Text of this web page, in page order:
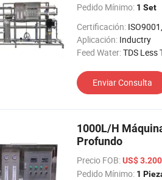
Pedido Mínimo: 1 Set
Certificación:
Aplicación: Inductry
Feed Water:TDS Less
Enviar Consulta
1000L/H
Profundo
Precio FOB:US$
Pedido Mínimo: 1